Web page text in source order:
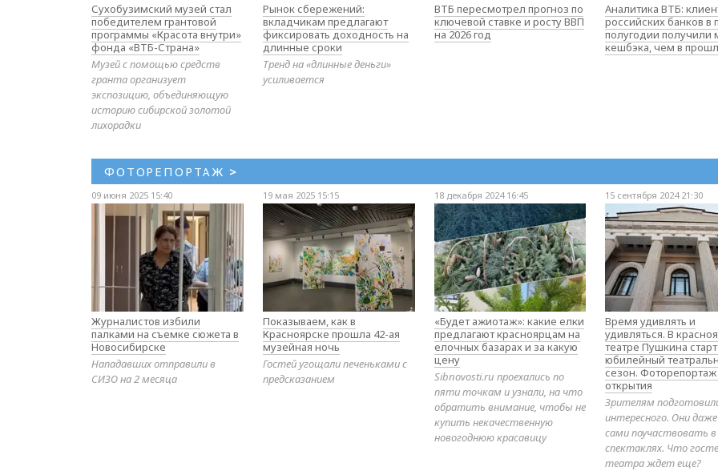
Сухобузимский музей стал
победителем грантовой
программы «Красота внутри»
фонда «ВТБ-Страна»
Музей с помощью средств
гранта организует
экспозицию, объединяющую
историю сибирской золотой
лихорадки
Рынок сбережений:
вкладчикам предлагают
фиксировать доходность на
длинные сроки
Тренд на «длинные деньги»
усиливается
ВТБ пересмотрел прогноз по
ключевой ставке и росту ВВП
на 2026 год
Аналитика ВТБ:
российских банков в
полугодии получили
кешбэка, чем в
ФОТОРЕПОРТАЖ >
09 июня 2025 15:40
Журналистов избили
палками на съемке сюжета в
Новосибирске
Нападавших отправили в
СИЗО на 2 месяца
19 мая 2025 15:15
Показываем, как в
Красноярске прошла 42-ая
музейная ночь
Гостей угощали печеньками с
предсказанием
18 декабря 2024 16:45
«Будет ажиотаж»: какие елки
предлагают красноярцам на
елочных базарах и за какую
цену
Sibnovosti.ru проехались по
пяти точкам и узнали, на что
обратить внимание, чтобы не
купить некачественную
новогоднюю красавицу
15 сентября 2024 21:30
Время удивлять и
удивляться. В
театре Пушкина
юбилейный
сезон. Фоторепортаж
открытия
Зрителям
интересного. Они
сами поучаствовать в
спектаклях. Что
театра ждет еще?